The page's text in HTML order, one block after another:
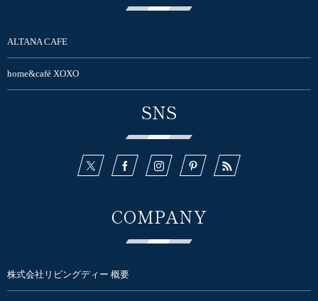
ALTANA CAFE
home&café XOXO
SNS
COMPANY
株式会社リビングディー 概要